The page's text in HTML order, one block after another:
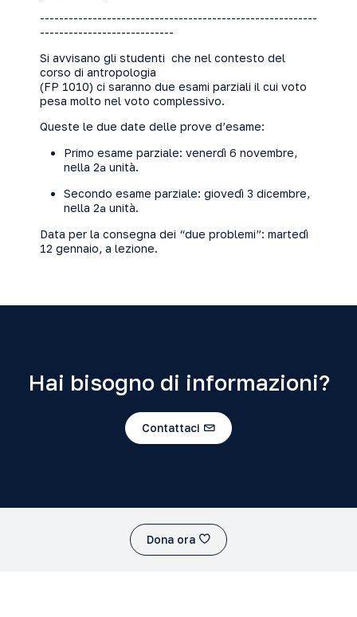
----------------------------------------------------------
----------------------------
Si avvisano gli studenti che nel contesto del
corso di antropologia
(FP 1010) ci saranno due esami parziali il cui voto
pesa molto nel voto complessivo.
Queste le due date delle prove d’esame:
Primo esame parziale: venerdì 6 novembre,
nella 2ª unità.
Secondo esame parziale: giovedì 3 dicembre,
nella 2ª unità.
Data per la consegna dei “due problemi”: martedì
12 gennaio, a lezione.
Hai bisogno di informazioni?
Contattaci
Dona ora